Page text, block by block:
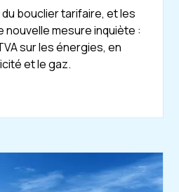
du bouclier tarifaire, et les
nouvelle mesure inquiète :
sur les énergies, en
et le gaz.